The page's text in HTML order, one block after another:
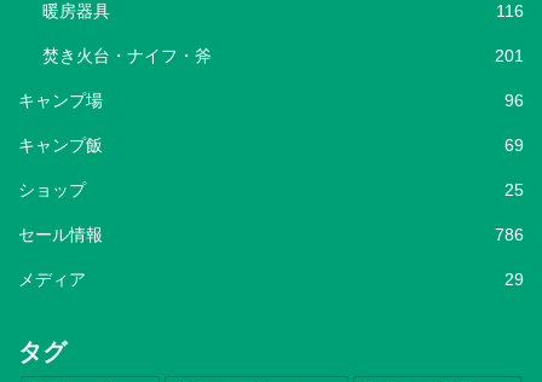
暖房器具 116
焚き火台・ナイフ・斧 201
キャンプ場 96
キャンプ飯 69
ショップ 25
セール情報 786
メディア 29
タグ